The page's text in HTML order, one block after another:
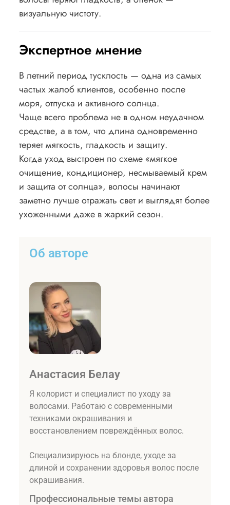
визуальную чистоту.
Экспертное мнение
В летний период тусклость — одна из самых
частых жалоб клиентов, особенно после
моря, отпуска и активного солнца.
Чаще всего проблема не в одном неудачном
средстве, а в том, что длина одновременно
теряет мягкость, гладкость и защиту.
Когда уход выстроен по схеме «мягкое
очищение, кондиционер, несмываемый крем
и защита от солнца», волосы начинают
заметно лучше отражать свет и выглядят более
ухоженными даже в жаркий сезон.
Об авторе
Анастасия Белау
Я колорист и специалист по уходу за
волосами. Работаю с современными
техниками окрашивания и
восстановлением повреждённых волос.
Специализируюсь на блонде, уходе за
длиной и сохранении здоровья волос после
окрашивания.
Профессиональные темы автора